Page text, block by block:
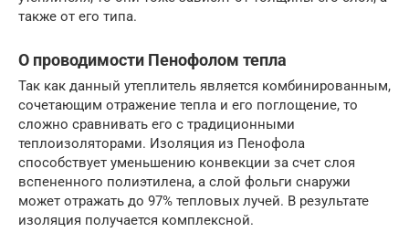
также от его типа.
О проводимости Пенофолом тепла
Так как данный утеплитель является комбинированным,
сочетающим отражение тепла и его поглощение, то
сложно сравнивать его с традиционными
теплоизоляторами. Изоляция из Пенофола
способствует уменьшению конвекции за счет слоя
вспененного полиэтилена, а слой фольги снаружи
может отражать до 97% тепловых лучей. В результате
изоляция получается комплексной.